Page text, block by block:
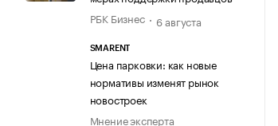
РБК Бизнес
6 августа
SMARENT
Цена парковки: как новые
нормативы изменят рынок
новостроек
Мнение эксперта